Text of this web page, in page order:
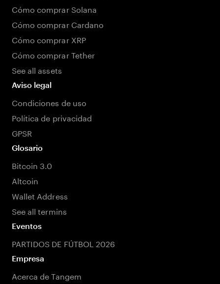
Cómo comprar Solana
Cómo comprar Cardano
Cómo comprar XRP
Cómo comprar Tether
See all assets
Aviso legal
Condiciones de uso
Política de privacidad
GPSR
Glosario
Bitcoin 3.0
Altcoin
Wallet Address
See all termins
Eventos
PARTIDOS DE FÚTBOL 2026
Empresa
Acerca de Tangem